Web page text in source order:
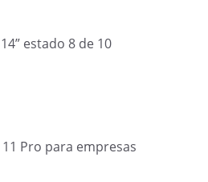
estado 8 de 10
Pro para empresas